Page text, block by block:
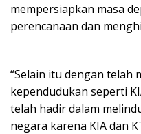
mempersiapkan masa
perencanaan dan
“Selain itu dengan telah
kependudukan seperti
telah hadir dalam
negara karena KIA dan